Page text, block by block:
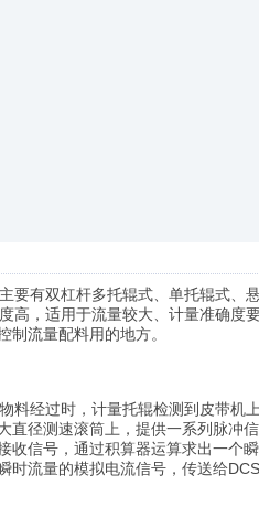
要有双杠杆多托辊式、单托辊式、
高，适用于流量较大、计量准确
制流量配料用的地方。
经过时，计量托辊检测到皮带机
直径测速滚筒上，提供一系列脉冲
收信号，通过积算器运算求出一个
时流量的模拟电流信号，传送给